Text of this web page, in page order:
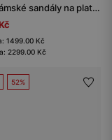
Béžové dámské sandály na platformě s klínkovým podpatkem
1499.00 Kč
2299.00 Kč
52%